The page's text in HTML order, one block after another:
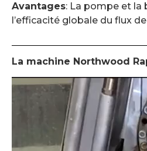
Avantages: La pompe et la
l’efficacité globale du flux
La machine Northwood